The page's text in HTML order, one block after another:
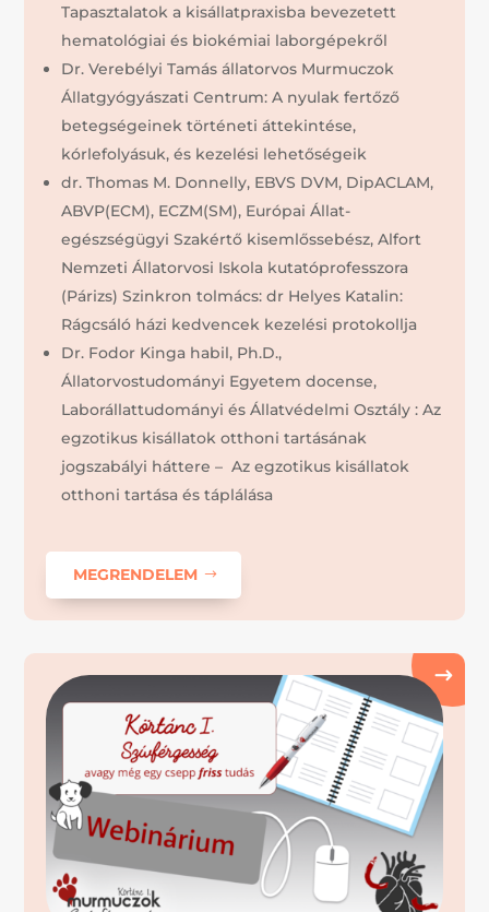
Tapasztalatok a kisállatpraxisba bevezetett
hematológiai és biokémiai laborgépekről
Dr. Verebélyi Tamás állatorvos Murmuczok
Állatgyógyászati Centrum: A nyulak fertőző
betegségeinek történeti áttekintése,
kórlefolyásuk, és kezelési lehetőségeik
dr. Thomas M. Donnelly, EBVS DVM, DipACLAM,
ABVP(ECM), ECZM(SM), Európai Állat-
egészségügyi Szakértő kisemlőssebész, Alfort
Nemzeti Állatorvosi Iskola kutatóprofesszora
(Párizs) Szinkron tolmács: dr Helyes Katalin:
Rágcsáló házi kedvencek kezelési protokollja
Dr. Fodor Kinga habil, Ph.D.,
Állatorvostudományi Egyetem docense,
Laborállattudományi és Állatvédelmi Osztály : Az
egzotikus kisállatok otthoni tartásának
jogszabályi háttere – Az egzotikus kisállatok
otthoni tartása és táplálása
MEGRENDELEM